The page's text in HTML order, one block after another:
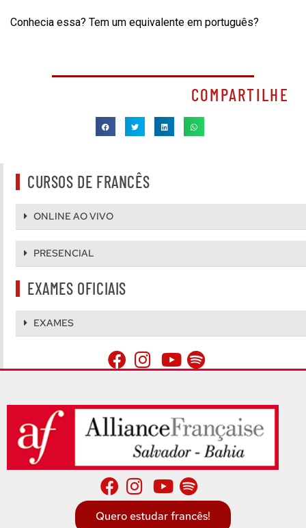
Conhecia essa? Tem um equivalente em português?
COMPARTILHE
CURSOS DE FRANCÊS
ONLINE AO VIVO
PRESENCIAL
EXAMES OFICIAIS
EXAMES
Quero estudar francês!